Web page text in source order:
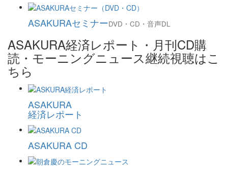
ASAKURAセミナーDVD・CD・音声DL
ASAKURA経済レポート・月刊CD購
読・モーニングニュース継続視聴はこ
ちら
ASAKURA
経済レポート
ASAKURA CD